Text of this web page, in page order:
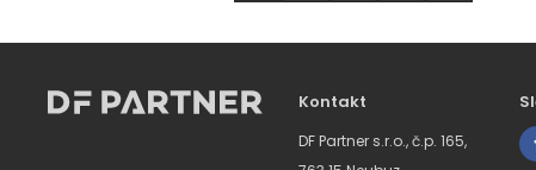
Kontakt
DF Partner s.r.o., č.p. 165,